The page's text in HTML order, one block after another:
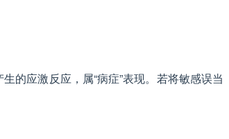
的应激反应，属“病症”表现。若将敏感误当